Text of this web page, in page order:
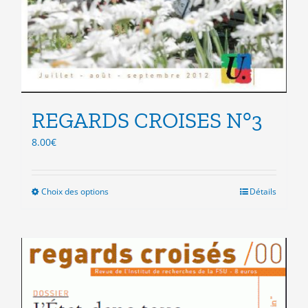
REGARDS CROISES N°3
8.00€
Choix des optionsCe
variations.
Les
Détails